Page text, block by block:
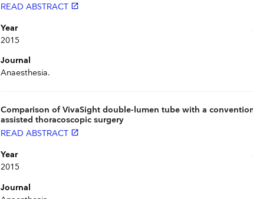
READ ABSTRACT launch
Year
2015
Journal
Anaesthesia.
Comparison of VivaSight double-lumen tube with a
assisted thoracoscopic surgery
READ ABSTRACT launch
Year
2015
Journal